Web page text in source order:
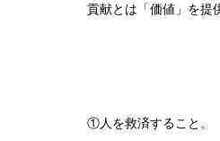
貢献とは「価値」を提
①人を救済すること。